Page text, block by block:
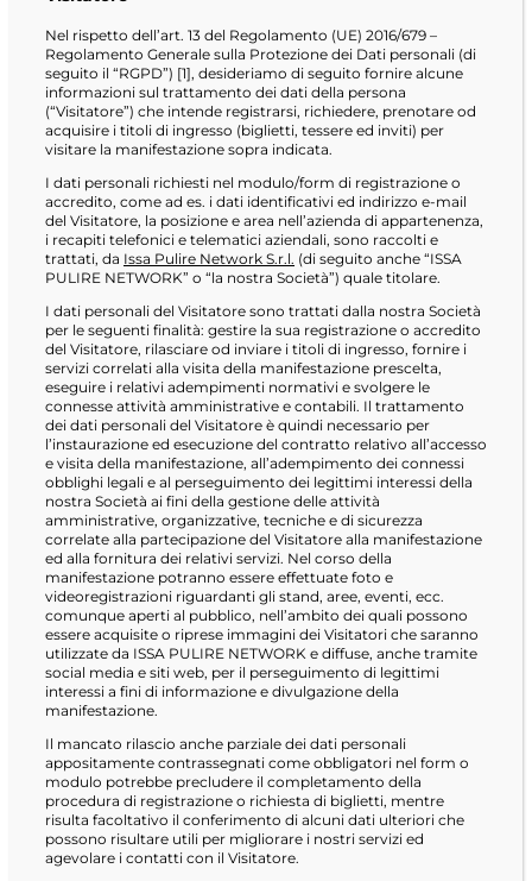
Nel rispetto dell’art. 13 del Regolamento (UE) 2016/679 –
Regolamento Generale sulla Protezione dei Dati personali (di
seguito il “RGPD”) [1], desideriamo di seguito fornire alcune
informazioni sul trattamento dei dati della persona
(“Visitatore”) che intende registrarsi, richiedere, prenotare od
acquisire i titoli di ingresso (biglietti, tessere ed inviti) per
visitare la manifestazione sopra indicata.
I dati personali richiesti nel modulo/form di registrazione o
accredito, come ad es. i dati identificativi ed indirizzo e-mail
del Visitatore, la posizione e area nell’azienda di appartenenza,
i recapiti telefonici e telematici aziendali, sono raccolti e
trattati, da Issa Pulire Network S.r.l. (di seguito anche “ISSA
PULIRE NETWORK” o “la nostra Società”) quale titolare.
I dati personali del Visitatore sono trattati dalla nostra Società
per le seguenti finalità: gestire la sua registrazione o accredito
del Visitatore, rilasciare od inviare i titoli di ingresso, fornire i
servizi correlati alla visita della manifestazione prescelta,
eseguire i relativi adempimenti normativi e svolgere le
connesse attività amministrative e contabili. Il trattamento
dei dati personali del Visitatore è quindi necessario per
l’instaurazione ed esecuzione del contratto relativo all’accesso
e visita della manifestazione, all’adempimento dei connessi
obblighi legali e al perseguimento dei legittimi interessi della
nostra Società ai fini della gestione delle attività
amministrative, organizzative, tecniche e di sicurezza
correlate alla partecipazione del Visitatore alla manifestazione
ed alla fornitura dei relativi servizi. Nel corso della
manifestazione potranno essere effettuate foto e
videoregistrazioni riguardanti gli stand, aree, eventi, ecc.
comunque aperti al pubblico, nell’ambito dei quali possono
essere acquisite o riprese immagini dei Visitatori che saranno
utilizzate da ISSA PULIRE NETWORK e diffuse, anche tramite
social media e siti web, per il perseguimento di legittimi
interessi a fini di informazione e divulgazione della
manifestazione.
Il mancato rilascio anche parziale dei dati personali
appositamente contrassegnati come obbligatori nel form o
modulo potrebbe precludere il completamento della
procedura di registrazione o richiesta di biglietti, mentre
risulta facoltativo il conferimento di alcuni dati ulteriori che
possono risultare utili per migliorare i nostri servizi ed
agevolare i contatti con il Visitatore.